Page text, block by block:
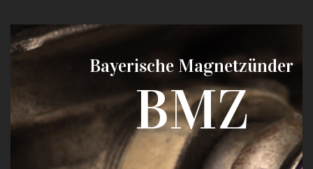
Bayerische Magnetzünder
BMZ